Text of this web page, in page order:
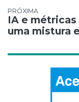
IA e
uma mistura